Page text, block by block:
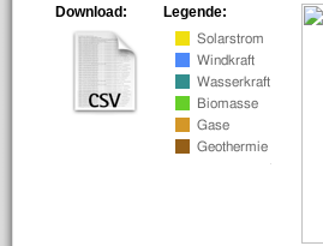
Legende:
Download: